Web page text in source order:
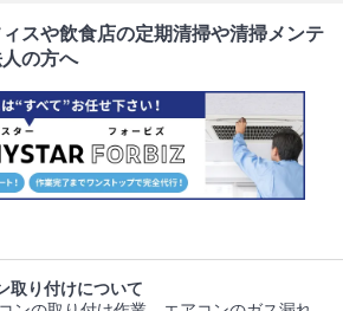
スや飲食店の定期清掃や清掃メンテ
の方へ
取り付けについて